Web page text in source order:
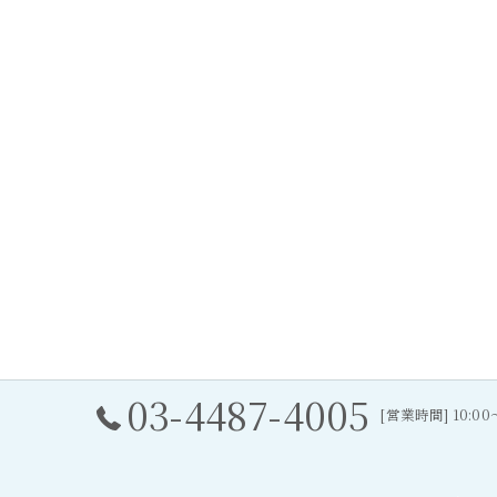
03-4487-4005 [営業時間] 10:00